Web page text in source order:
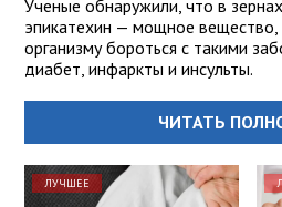
Ученые обнаружили, что в
эпикатехин — мощное вещество,
организму бороться с такими
диабет, инфаркты и инсульты.
ЧИТАТЬ
ЛУЧШЕЕ